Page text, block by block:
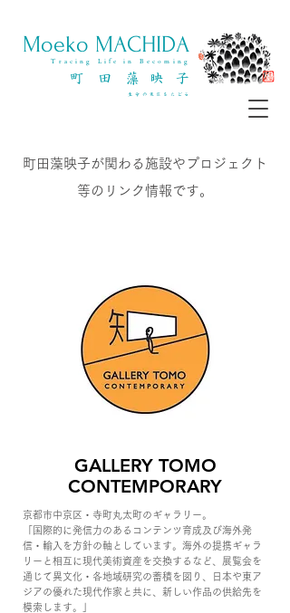
​Moeko MACHIDA
町 田 藻 映 子
Tracing Life in Becoming
​生命の変容をたどる
​町田藻映子が関わる施設やプロジェクト
等のリンク情報です。
GALLERY TOMO
CONTEMPORARY
京都市中京区・寺町丸太町のギャラリー。
「国際的に発信力のあるコンテンツ育成及び海外発
信・輸入を方針の軸としています。海外の提携ギャラ
リーと相互に現代美術資産を交換するなど、展覧会を
通じて異文化・各地域研究の蓄積を図り、日本や東ア
ジアの優れた現代作家と共に、新しい作品の供給先を
模索します。」